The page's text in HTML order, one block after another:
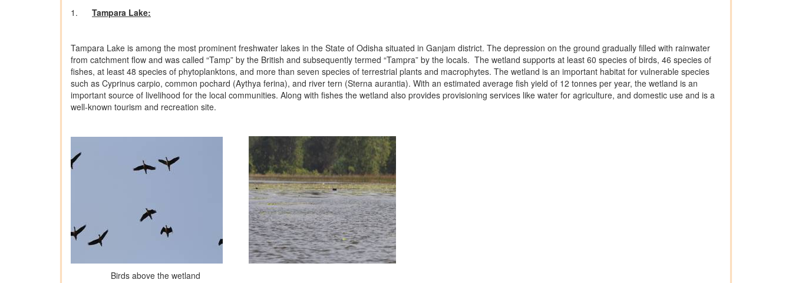
1. Tampara Lake:
Tampara Lake is among the most prominent freshwater lakes in the State of Odisha situated in Ganjam district. The depression on the ground gradually filled with rainwater
from catchment flow and was called “Tamp” by the British and subsequently termed “Tampra” by the locals. The wetland supports at least 60 species of birds, 46 species of
fishes, at least 48 species of phytoplanktons, and more than seven species of terrestrial plants and macrophytes. The wetland is an important habitat for vulnerable species
such as Cyprinus carpio, common pochard (Aythya ferina), and river tern (Sterna aurantia). With an estimated average fish yield of 12 tonnes per year, the wetland is an
important source of livelihood for the local communities. Along with fishes the wetland also provides provisioning services like water for agriculture, and domestic use and is a
well-known tourism and recreation site.
Birds above the wetland